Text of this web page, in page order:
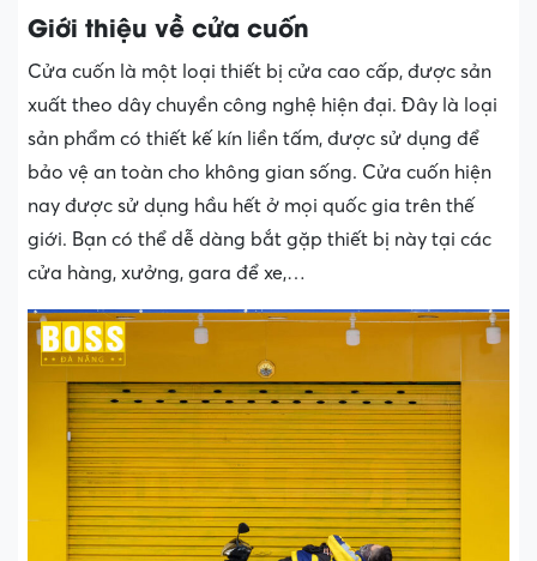
Giới thiệu về cửa cuốn
Cửa cuốn là một loại thiết bị cửa cao cấp, được sản
xuất theo dây chuyền công nghệ hiện đại. Đây là loại
sản phẩm có thiết kế kín liền tấm, được sử dụng để
bảo vệ an toàn cho không gian sống. Cửa cuốn hiện
nay được sử dụng hầu hết ở mọi quốc gia trên thế
giới. Bạn có thể dễ dàng bắt gặp thiết bị này tại các
cửa hàng, xưởng, gara để xe,…